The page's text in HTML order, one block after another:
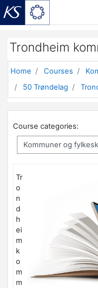
Trondheim
Home Courses
50 Trøndelag
Course categories:
Tr
o
n
d
h
ei
m
k
o
m
m